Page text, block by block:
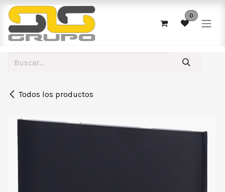
Ir al contenido
0
Todos los productos